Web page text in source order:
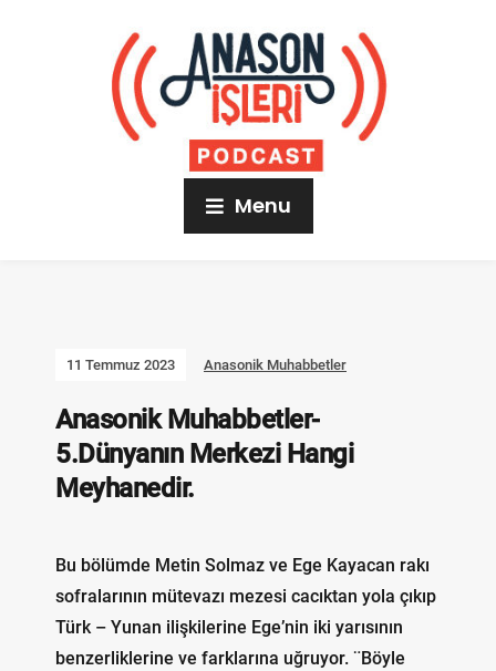
Menu
11 Temmuz 2023 Anasonik Muhabbetler
Anasonik Muhabbetler-
5.Dünyanın Merkezi Hangi
Meyhanedir.
Bu bölümde Metin Solmaz ve Ege Kayacan rakı
sofralarının mütevazı mezesi cacıktan yola çıkıp
Türk – Yunan ilişkilerine Ege’nin iki yarısının
benzerliklerine ve farklarına uğruyor. ¨Böyle